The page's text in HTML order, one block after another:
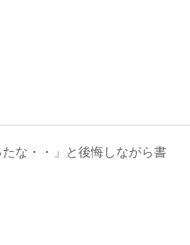
な・・」と後悔しながら書